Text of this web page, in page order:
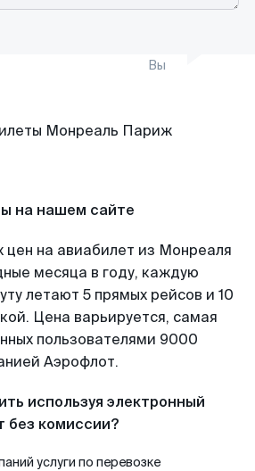
Вы
на нашем сайте
цен на авиабилет из Монреаля
месяца в году, каждую
летают 5 прямых рейсов и 10
Цена варьируется, самая
пользователями 9000
Аэрофлот.
используя электронный
без комиссии?
услуги по перевозке